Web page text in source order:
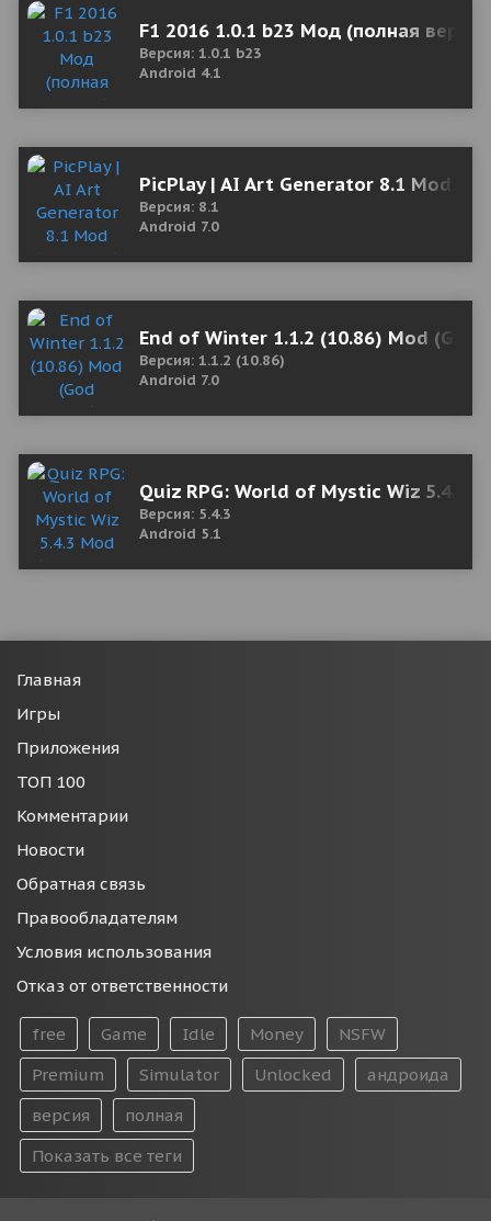
F1 2016 1.0.1 b23 Мод (полная
Версия: 1.0.1 b23
Android 4.1
PicPlay | AI Art Generator 8.1 Mod
Версия: 8.1
Android 7.0
End of Winter 1.1.2 (10.86) Mod (God
Версия: 1.1.2 (10.86)
Android 7.0
Quiz RPG: World of Mystic Wiz 5.4.3
Версия: 5.4.3
Android 5.1
Главная
Игры
Приложения
ТОП 100
Комментарии
Новости
Обратная связь
Правообладателям
Условия использования
Отказ от ответственности
free Game Idle Money
NSFW
Premium
Simulator Unlocked
андроида
версия
полная
Показать все теги